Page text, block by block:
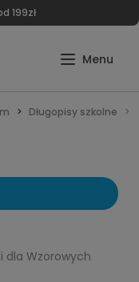
199zł
Długopisy szkolne
dla Wzorowych